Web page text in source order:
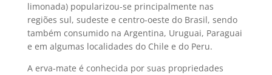
limonada) popularizou-se principalmente nas
regiões sul, sudeste e centro-oeste do Brasil, sendo
também consumido na Argentina, Uruguai, Paraguai
e em algumas localidades do Chile e do Peru.
A erva-mate é conhecida por suas propriedades